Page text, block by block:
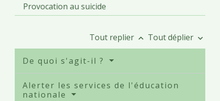
Provocation au suicide
Tout replier keyboard_arrow_up Tout déplier keyboard_arrow_down
De quoi s'agit-il ?
Alerter les services de l'éducation
nationale